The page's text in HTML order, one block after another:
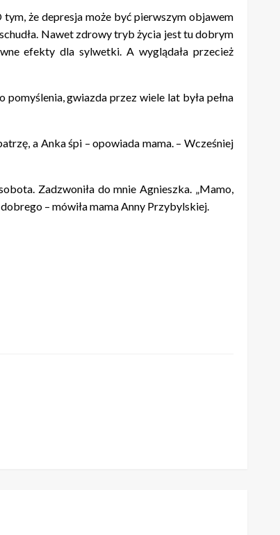
że depresja może być pierwszym objawem
Nawet zdrowy tryb życia jest tu dobrym
efekty dla sylwetki. A wyglądała przecież
gwiazda przez wiele lat była pełna
a Anka śpi – opowiada mama. – Wcześniej
Zadzwoniła do mnie Agnieszka. „Mamo,
– mówiła mama Anny Przybylskiej.